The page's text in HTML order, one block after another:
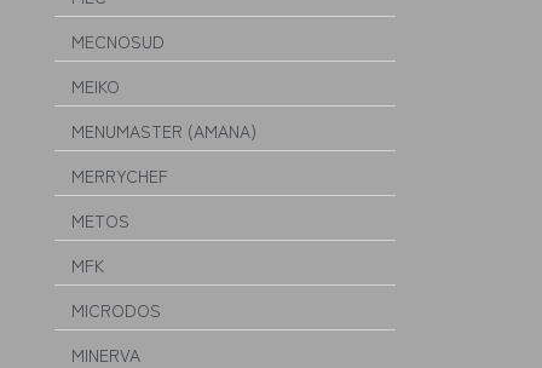
MECNOSUD
MEIKO
MENUMASTER (AMANA)
MERRYCHEF
METOS
MFK
MICRODOS
MINERVA